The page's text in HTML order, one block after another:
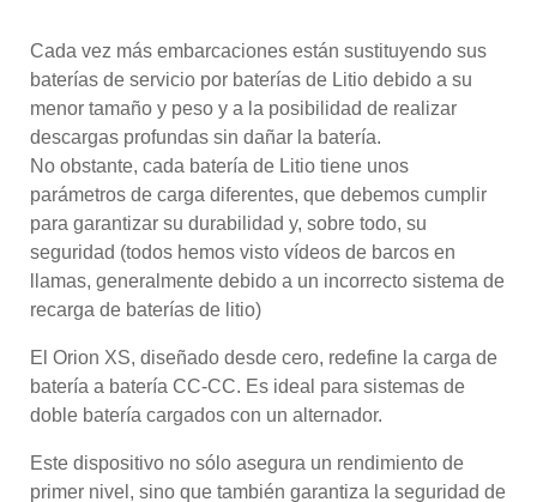
Cada vez más embarcaciones están sustituyendo sus
baterías de servicio por baterías de Litio debido a su
menor tamaño y peso y a la posibilidad de realizar
descargas profundas sin dañar la batería.
No obstante, cada batería de Litio tiene unos
parámetros de carga diferentes, que debemos cumplir
para garantizar su durabilidad y, sobre todo, su
seguridad (todos hemos visto vídeos de barcos en
llamas, generalmente debido a un incorrecto sistema de
recarga de baterías de litio)
El Orion XS, diseñado desde cero, redefine la carga de
batería a batería CC-CC. Es ideal para sistemas de
doble batería cargados con un alternador.
Este dispositivo no sólo asegura un rendimiento de
primer nivel, sino que también garantiza la seguridad de